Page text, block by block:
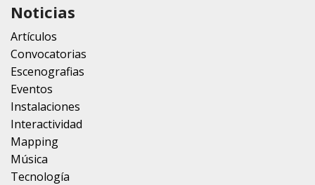
Noticias
Artículos
Convocatorias
Escenografias
Eventos
Instalaciones
Interactividad
Mapping
Música
Tecnología